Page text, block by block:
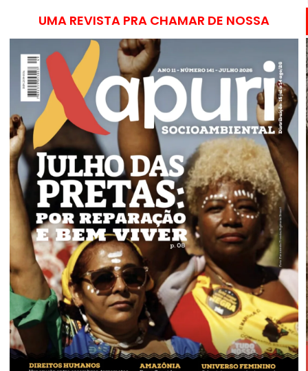
UMA REVISTA PRA CHAMAR DE NOSSA